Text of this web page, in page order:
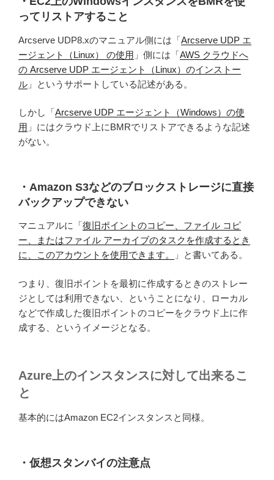
ってリストアすること
Arcserve UDP8.xのマニュアル側には「Arcserve UDP エ
ージェント（Linux） の使用 」側には「AWS クラウドへ
の Arcserve UDP エージェント（Linux）のインストー
ル 」というサポートしている記述がある。
しかし「Arcserve UDP エージェント（Windows）の使
用 」にはクラウド上にBMRでリストアできるような記述
がない。
・Amazon S3などのブロックストレージに直接
バックアップできない
マニュアルに「復旧ポイントのコピー、ファイル コピ
ー、またはファイル アーカイブのタスクを作成するとき
に、このアカウントを使用できます。
」と書いてある。
つまり、復旧ポイントを最初に作成するときのストレー
ジとしては利用できない、ということになり、ローカル
などで作成した復旧ポイントのコピーをクラウド上に作
成する、というイメージとなる。
Azure上のインスタンスに対して出来るこ
と
基本的にはAmazon EC2インスタンスと同様。
・仮想スタンバイの注意点